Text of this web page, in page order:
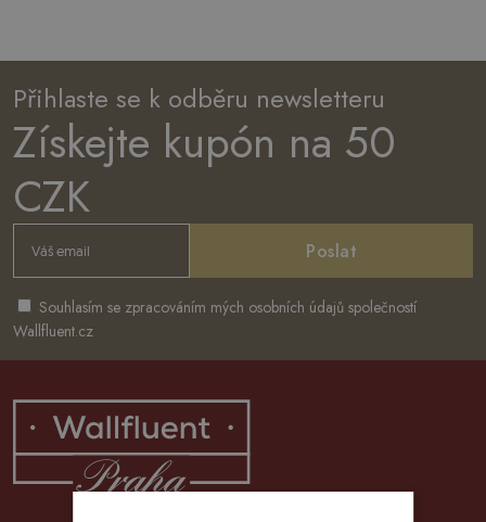
Přihlaste se k odběru newsletteru
Získejte kupón na 50
CZK
Poslat
Souhlasím se zpracováním mých osobních údajů společností
Wallfluent.cz